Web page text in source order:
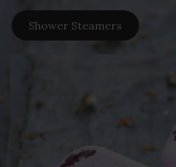
Shower Steamers